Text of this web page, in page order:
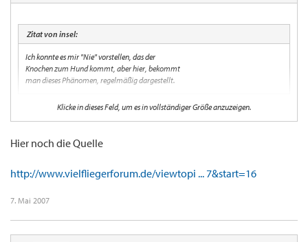
Zitat von insel:
Ich konnte es mir "Nie" vorstellen, das der
Knochen zum Hund kommt, aber hier, bekommt
man dieses Phänomen, regelmäßig dargestellt.
:shock:
(* ich mag keine Hunde - bin halt
Katzen-Mensch)
Klicke in dieses Feld, um es in vollständiger Größe anzuzeigen.
Hier noch die Quelle
http://www.vielfliegerforum.de/viewtopi ... 7&start=16
7. Mai 2007